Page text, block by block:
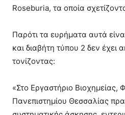
Roseburia, τα οποία
Παρότι τα ευρήματα αυτά
και διαβήτη τύπου 2 δεν έχει
τονίζοντας:
«Στο Εργαστήριο
Πανεπιστημίου Θεσσαλίας